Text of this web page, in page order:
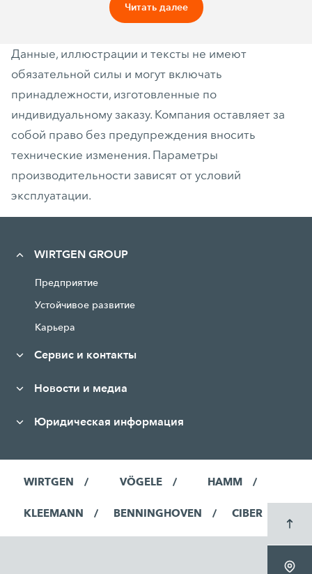
Читать далее
Данные, иллюстрации и тексты не имеют
обязательной силы и могут включать
принадлежности, изготовленные по
индивидуальному заказу. Компания оставляет за
собой право без предупреждения вносить
технические изменения. Параметры
производительности зависят от условий
эксплуатации.
WIRTGEN GROUP
Предприятие
Устойчивое развитие
Карьера
Сервис и контакты
Новости и медиа
Юридическая информация
WIRTGEN VÖGELE HAMM
KLEEMANN BENNINGHOVEN CIBER